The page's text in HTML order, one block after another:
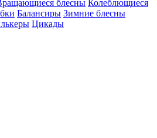
блесны Колеблющиеся
Балансиры Зимние блесны
Цикады